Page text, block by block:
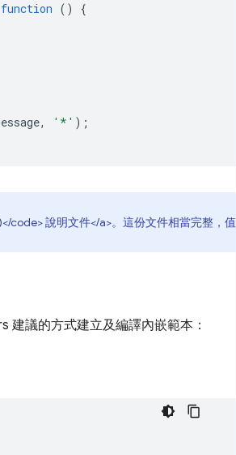
function ()
{
, '*' );
說明文件</a>。這份文件相當完整，值
建議的方式建立及編譯內嵌範本：